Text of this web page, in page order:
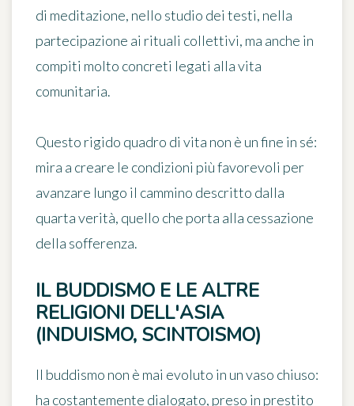
di meditazione, nello studio dei testi, nella
partecipazione ai rituali collettivi, ma anche in
compiti molto concreti legati alla vita
comunitaria.
Questo rigido quadro di vita non è un fine in sé:
mira a creare le condizioni più favorevoli per
avanzare lungo il cammino descritto dalla
quarta verità, quello che porta alla cessazione
della sofferenza.
IL BUDDISMO E LE ALTRE
RELIGIONI DELL'ASIA
(INDUISMO, SCINTOISMO)
Il buddismo non è mai evoluto in un vaso chiuso:
ha costantemente dialogato, preso in prestito